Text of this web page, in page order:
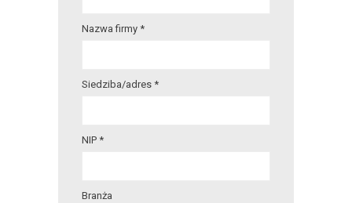
Nazwa firmy *
Siedziba/adres *
NIP *
Branża